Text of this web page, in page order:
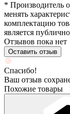
* Производитель
менять
комплектацию
является
Отзывов пока нет
Оставить отзыв
Спасибо!
Ваш отзыв
Похожие товары